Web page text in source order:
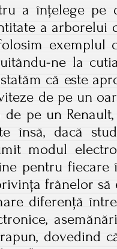
a înțelege pe
a arborelui
exemplul
ne la
că este
de pe un
de pe un
însă, dacă
modul
pentru fiecare
frânelor să
diferență
dovedind